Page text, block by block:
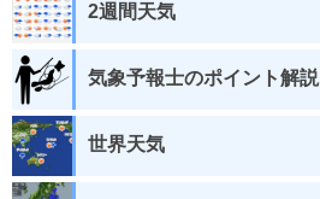
2週間天気
気象予報士のポイント解説
世界天気